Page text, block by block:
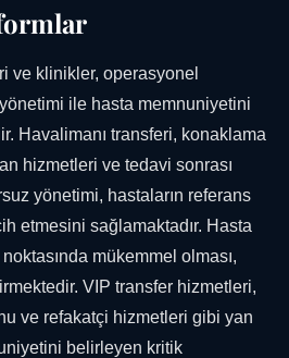
ve klinikler, operasyonel
ile hasta memnuniyetini
Havalimanı transferi, konaklama
hizmetleri ve tedavi sonrası
yönetimi, hastaların referans
etmesini sağlamaktadır. Hasta
mükemmel olması,
VIP transfer hizmetleri,
ve refakatçi hizmetleri gibi yan
belirleyen kritik